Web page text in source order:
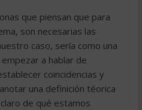
que piensan que para
son necesarias las
caso, sería como una
a hablar de
coincidencias y
una definición téorica
de qué estamos